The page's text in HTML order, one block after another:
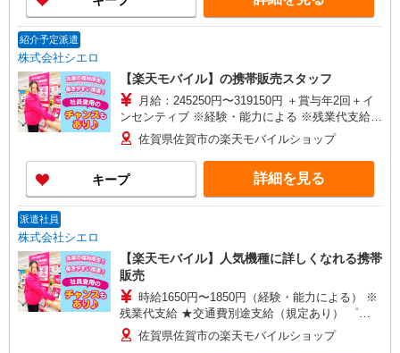
紹介予定派遣
株式会社シエロ
【楽天モバイル】の携帯販売スタッフ
月給：245250円〜319150円 ＋賞与年2回＋イ
ンセンティブ ※経験・能力による ※残業代支給
★交通費別途支給（規定あり） ゜+゜・。○。・゜
+゜・。○。・゜+゜ 入社祝い金10万円支給(規定
有) お友達を紹介頂くと, インセンティブ支給(規定
有) ゜・。○。・゜+゜・。○。・゜+゜
佐賀県佐賀市の楽天モバイルショップ
キープ 詳細を見る
派遣社員
株式会社シエロ
【楽天モバイル】人気機種に詳しくなれる携帯
販売
時給1650円〜1850円（経験・能力による） ※
残業代支給 ★交通費別途支給（規定あり） ゜
+゜・。○。・゜+゜・。○。・゜+゜ 入社祝い金10
万円支給(規定有) お友達を紹介頂くと, インセンテ
佐賀県佐賀市の楽天モバイルショップ